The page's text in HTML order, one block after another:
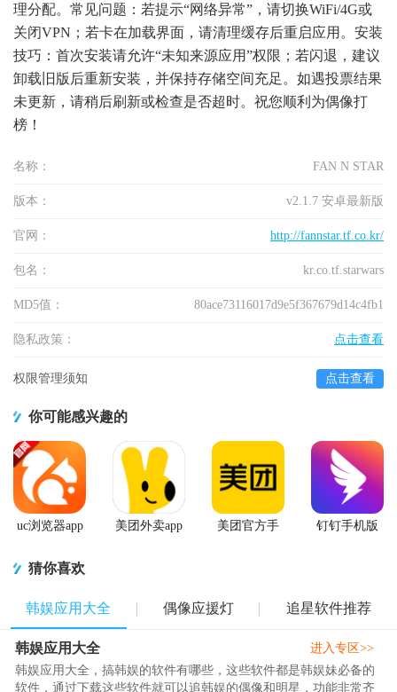
理分配。常见问题：若提示“网络异常”，请切换WiFi/4G或
关闭VPN；若卡在加载界面，请清理缓存后重启应用。安装
技巧：首次安装请允许“未知来源应用”权限；若闪退，建议
卸载旧版后重新安装，并保持存储空间充足。如遇投票结果
未更新，请稍后刷新或检查是否超时。祝您顺利为偶像打
榜！
名称： FAN N STAR
版本： v2.1.7 安卓最新版
官网： http://fannstar.tf.co.kr/
包名： kr.co.tf.starwars
MD5值： 80ace73116017d9e5f367679d14c4fb1
隐私政策： 点击查看
权限管理须知 点击查看
你可能感兴趣的
uc浏览器app
美团外卖app
美团官方手
钉钉手机版
猜你喜欢
韩娱应用大全 偶像应援灯 追星软件推荐
韩娱应用大全
韩娱应用大全，搞韩娱的软件有哪些，这些软件都是韩娱妹必备的
软件，通过下载这些软件就可以追韩娱的偶像和明星，功能非常齐
进入专区>>